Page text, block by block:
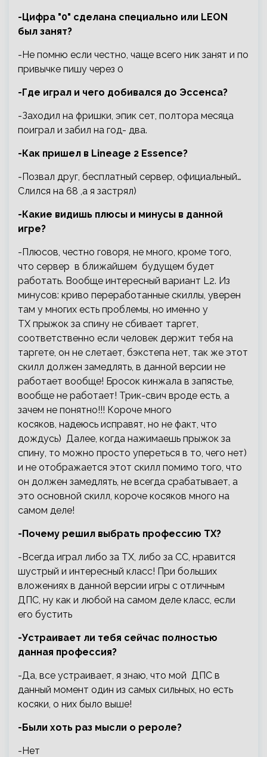
-Цифра "0" сделана специально или LEON
был занят?
-Не помню если честно, чаще всего ник занят и по
привычке пишу через 0
-Где играл и чего добивался до Эссенса?
-Заходил на фришки, эпик сет, полтора месяца
поиграл и забил на год- два.
-Как пришел в Lineage 2 Essence?
-Позвал друг, бесплатный сервер, официальный…
Слился на 68 ,а я застрял)
-Какие видишь плюсы и минусы в данной
игре?
-Плюсов, честно говоря, не много, кроме того,
что сервер в ближайшем будущем будет
работать. Вообще интересный вариант L2. Из
минусов: криво переработанные скиллы, уверен
там у многих есть проблемы, но именно у
ТХ прыжок за спину не сбивает таргет,
соответственно если человек держит тебя на
таргете, он не слетает, бэкстепа нет, так же этот
скилл должен замедлять, в данной версии не
работает вообще! Бросок кинжала в запястье,
вообще не работает! Трик-свич вроде есть, а
зачем не понятно!!! Короче много
косяков, надеюсь исправят, но не факт, что
дождусь) Далее, когда нажимаешь прыжок за
спину, то можно просто упереться в то, чего нет)
и не отображается этот скилл помимо того, что
он должен замедлять, не всегда срабатывает, а
это основной скилл, короче косяков много на
самом деле!
-Почему решил выбрать профессию ТХ?
-Всегда играл либо за ТХ, либо за СС, нравится
шустрый и интересный класс! При больших
вложениях в данной версии игры с отличным
ДПС, ну как и любой на самом деле класс, если
его бустить
-Устраивает ли тебя сейчас полностью
данная профессия?
-Да, все устраивает, я знаю, что мой ДПС в
данный момент один из самых сильных, но есть
косяки, о них было выше!
-Были хоть раз мысли о рероле?
-Нет